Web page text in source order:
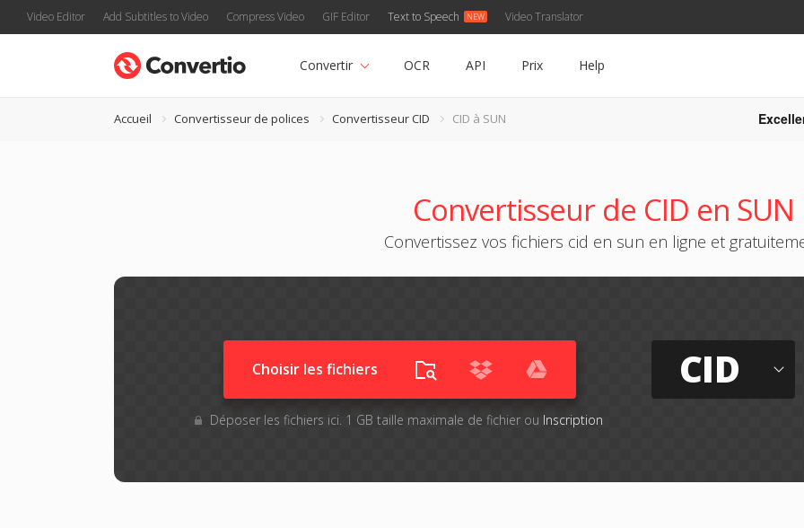
Video Editor Add Subtitles to Video Compress Video GIF Editor Text to Speech Video Translator
Convertir OCR API Prix Help
Accueil Convertisseur de polices Convertisseur CID CID à SUN
Convertisseur de CID en SUN
Convertissez vos fichiers cid en sun en ligne et
Choisir les fichiers
Déposer les fichiers ici. 1 GB taille maximale de fichier ou Inscription
CID